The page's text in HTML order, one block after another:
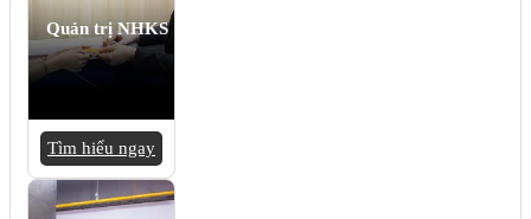
Quản trị NHKS
Tìm hiểu ngay